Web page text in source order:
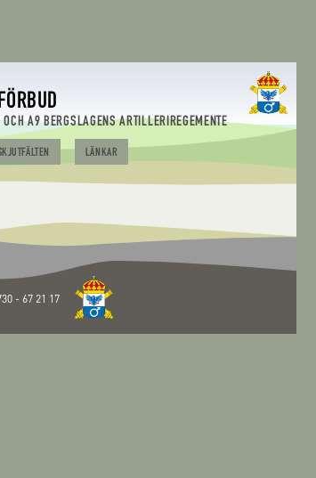
A9 BERGSLAGENS ARTILLERIREGEMENTE
LÄNKAR
- 67 21 17